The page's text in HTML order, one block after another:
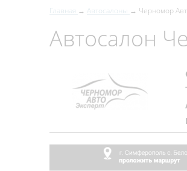
Главная Автосалоны Черномор
Автосалон